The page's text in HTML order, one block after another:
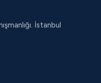
İstanbul